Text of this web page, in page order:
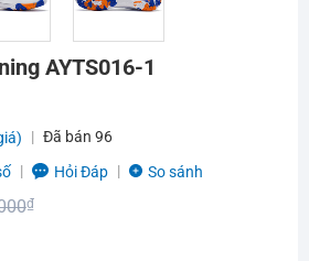
AYTS016-1
Đã bán 96
Hỏi Đáp So sánh
₫